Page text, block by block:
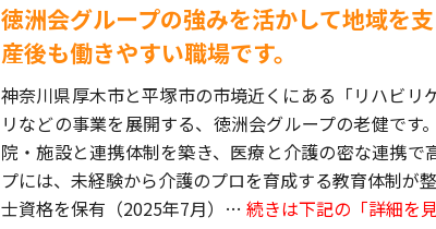
徳洲会グループの強みを活かして地域を
産後も働きやすい職場です。
神奈川県厚木市と平塚市の市境近くにある「リハビ
リなどの事業を展開する、徳洲会グループの老健で
院・施設と連携体制を築き、医療と介護の密な連携
プには、未経験から介護のプロを育成する教育体制が
士資格を保有（2025年7月）… 続きは下記の「詳細を